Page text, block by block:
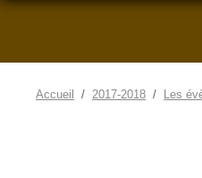
Accueil 2017-2018 Les